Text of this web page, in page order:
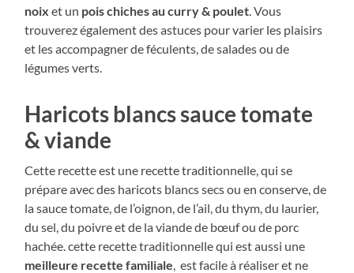
noix et un pois chiches au curry & poulet. Vous
trouverez également des astuces pour varier les plaisirs
et les accompagner de féculents, de salades ou de
légumes verts.
Haricots blancs sauce tomate
& viande
Cette recette est une recette traditionnelle, qui se
prépare avec des haricots blancs secs ou en conserve, de
la sauce tomate, de l’oignon, de l’ail, du thym, du laurier,
du sel, du poivre et de la viande de bœuf ou de porc
hachée. cette recette traditionnelle qui est aussi une
meilleure recette familiale, est facile à réaliser et ne